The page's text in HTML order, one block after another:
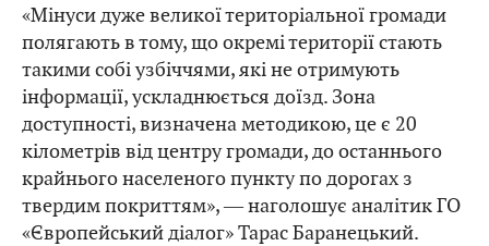
«Мінуси дуже великої територіальної громади
полягають в тому, що окремі території стають
такими собі узбіччями, які не отримують
інформації, ускладнюється доїзд. Зона
доступності, визначена методикою, це є 20
кілометрів від центру громади, до останнього
крайнього населеного пункту по дорогах з
твердим покриттям», ― наголошує аналітик ГО
«Європейський діалог» Тарас Баранецький.